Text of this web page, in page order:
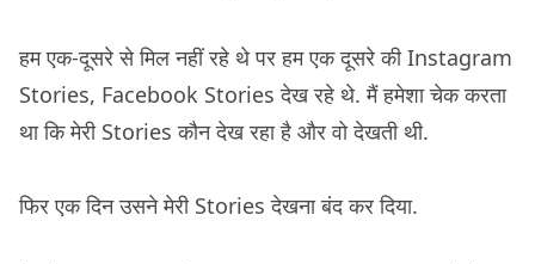
हम एक-दूसरे से मिल नहीं रहे थे पर हम एक दूसरे की Instagram
Stories, Facebook Stories देख रहे थे. मैं हमेशा चेक करता
था कि मेरी Stories कौन देख रहा है और वो देखती थी.
फिर एक दिन उसने मेरी Stories देखना बंद कर दिया.